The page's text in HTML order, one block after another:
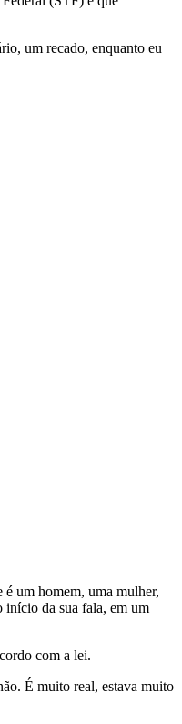
um recado, enquanto eu
um homem, uma mulher,
início da sua fala, em um
com a lei.
É muito real, estava muito